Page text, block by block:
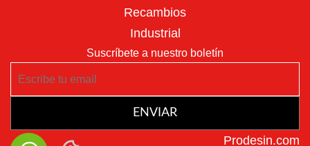
JARDÍN Ver más
Recambios
Industrial
Suscríbete a nuestro boletín
ENVIAR
Prodesin.com